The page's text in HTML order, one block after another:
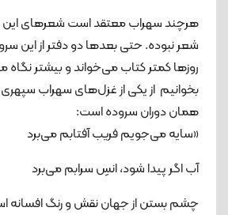
هرچند سهراب معتقد است شعرهای این
شعر نبوده. حتی بعدها دو دفتر از این
روزها کمتر کتاب می‌خواند و بیشتر نگاه
بخوانیم از یکی از غزل‌های سهراب سپهری
همان دوران سروده است:
«سایه می‌جویم فریب آفتابم می‌برد
آب اگر پیدا شود، انسِ سرابم می‌برد
چشم بستن از جهان نقش و رنگ افسانه